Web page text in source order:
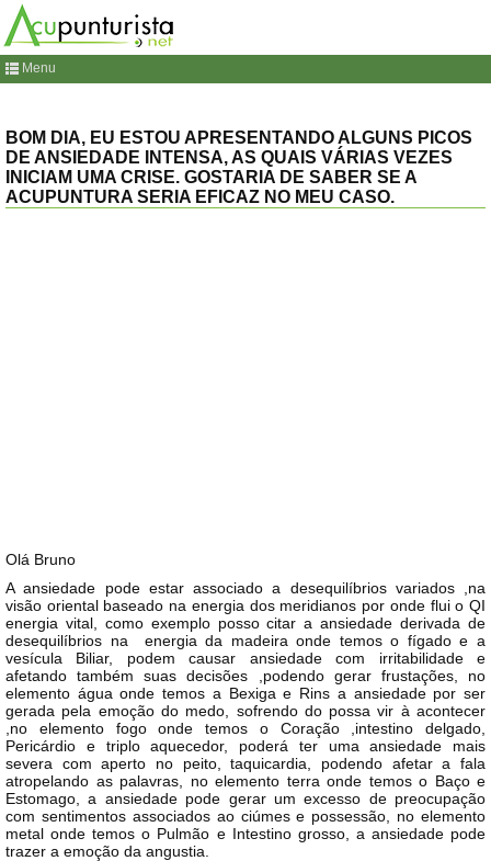
Menu
BOM DIA, EU ESTOU APRESENTANDO ALGUNS PICOS
DE ANSIEDADE INTENSA, AS QUAIS VÁRIAS VEZES
INICIAM UMA CRISE. GOSTARIA DE SABER SE A
ACUPUNTURA SERIA EFICAZ NO MEU CASO.
Olá Bruno
A ansiedade pode estar associado a desequilíbrios variados ,na
visão oriental baseado na energia dos meridianos por onde flui o QI
energia vital, como exemplo posso citar a ansiedade derivada de
desequilíbrios na energia da madeira onde temos o fígado e a
vesícula Biliar, podem causar ansiedade com irritabilidade e
afetando também suas decisões ,podendo gerar frustações, no
elemento água onde temos a Bexiga e Rins a ansiedade por ser
gerada pela emoção do medo, sofrendo do possa vir à acontecer
,no elemento fogo onde temos o Coração ,intestino delgado,
Pericárdio e triplo aquecedor, poderá ter uma ansiedade mais
severa com aperto no peito, taquicardia, podendo afetar a fala
atropelando as palavras, no elemento terra onde temos o Baço e
Estomago, a ansiedade pode gerar um excesso de preocupação
com sentimentos associados ao ciúmes e possessão, no elemento
metal onde temos o Pulmão e Intestino grosso, a ansiedade pode
trazer a emoção da angustia.